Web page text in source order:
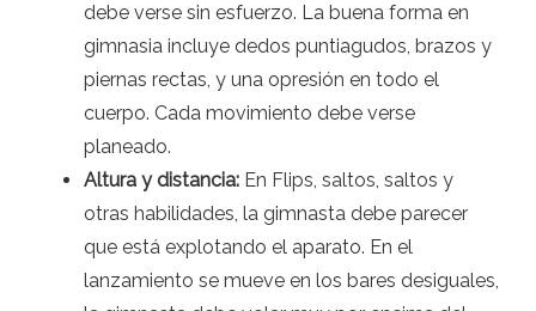
debe verse sin esfuerzo. La buena forma en
gimnasia incluye dedos puntiagudos, brazos y
piernas rectas, y una opresión en todo el
cuerpo. Cada movimiento debe verse
planeado.
Altura y distancia: En Flips, saltos, saltos y
otras habilidades, la gimnasta debe parecer
que está explotando el aparato. En el
lanzamiento se mueve en los bares desiguales,